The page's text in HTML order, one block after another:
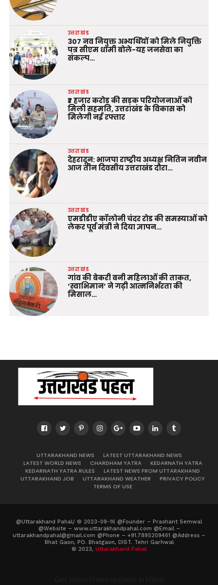
उत्तराखंड
307 नव नियुक्त अभ्यर्थियों को मिले नियुक्ति
पत्र सीएम धामी बोले-यह जनसेवा का
संकल्प…
उत्तराखंड
₹7 हजार करोड़ की सड़क परियोजनाओं को
मिली सहमति, उत्तराखंड के विकास को
मिलेगी नई रफ्तार
उत्तराखंड
देहरादून: भाजपा राष्ट्रीय अध्यक्ष नितिन नवीन
आज तीन दिवसीय उत्तराखंड दौरा…
उत्तराखंड
एमडीडीए कॉलोनी चंदर रोड की समस्याओं को
लेकर पूर्व मंत्री ने दिया ज्ञापन…
उत्तराखंड
गांव की बेकरी बनी महिलाओं की ताकत,
‘स्वाभिमान’ ने गढ़ी आत्मनिर्भरता की
मिसाल…
UTTARAKHAND NEWS
LATEST UTTARAKHAND NEWS
LATEST WORLD NEWS
CHARDHAM YATRA
KEDARNATH YATRA
KEDARNATH YATRA RULES
LATEST NEWS FROM UTTARAKHAND
UTTARAKHAND JOB
UTTARAKHAND WEATHER
PRIVACY POLICY
TERMS OF USE
@Uttarakhand Pahal/ © 2023-09-16 @Founder – Prashant Semwal
@Website – www.uttarakhandpahal.com @Email –
uttarakhandpahal@gmail.com @Phone – +91.7895209461 @Address –
Bhat Gaon, PO. Bhatgaon, DIST. Tehri Garhwal
© 2023, Uttarakhand Pahal